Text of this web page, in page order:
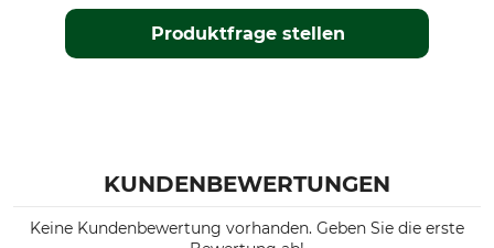
Produktfrage stellen
KUNDENBEWERTUNGEN
Keine Kundenbewertung vorhanden. Geben Sie die erste